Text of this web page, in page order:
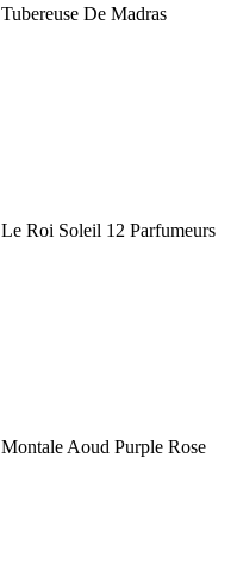
Tubereuse De Madras
Le Roi Soleil 12 Parfumeurs
Montale Aoud Purple Rose